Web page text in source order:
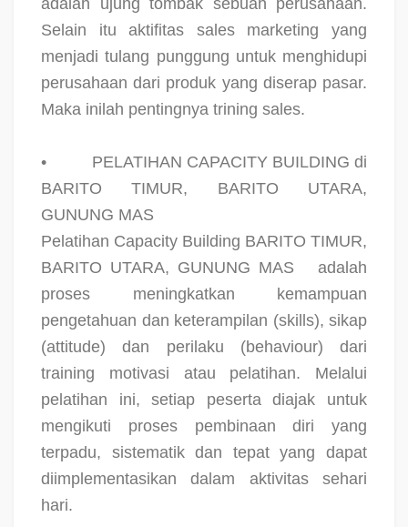
Selain itu aktifitas sales marketing yang
menjadi tulang punggung untuk menghidupi
perusahaan dari produk yang diserap pasar.
Maka inilah pentingnya trining sales.
•
PELATIHAN CAPACITY BUILDING di
BARITO TIMUR, BARITO UTARA,
GUNUNG MAS
Pelatihan Capacity Building BARITO TIMUR,
BARITO UTARA, GUNUNG MAS
adalah
proses meningkatkan kemampuan
pengetahuan dan keterampilan (skills), sikap
(attitude) dan perilaku (behaviour) dari
training motivasi atau pelatihan. Melalui
pelatihan ini, setiap peserta diajak untuk
mengikuti proses pembinaan diri yang
terpadu, sistematik dan tepat yang dapat
diimplementasikan dalam aktivitas sehari
hari.